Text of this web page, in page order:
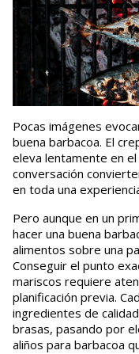
Pocas imágenes
buena barbacoa. El
eleva lentamente en
conversación
en toda una
Pero aunque en un
hacer una buena
alimentos sobre una
Conseguir el punto
mariscos requiere
planificación previa.
ingredientes de
brasas, pasando por
aliños para barbacoa